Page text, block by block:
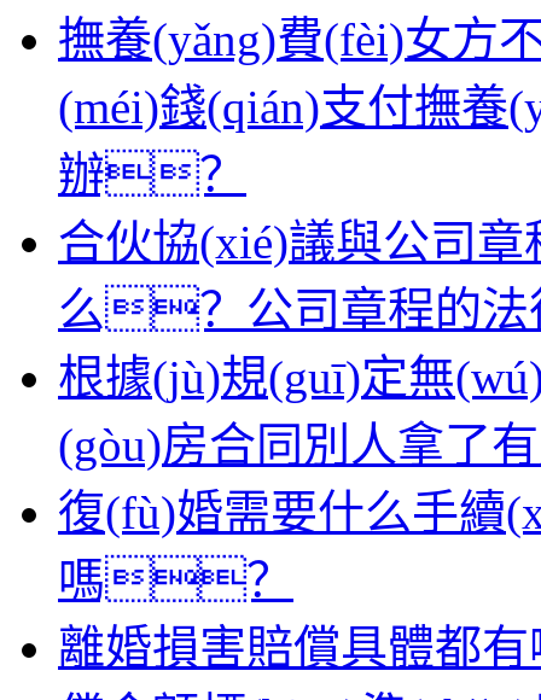
撫養(yǎng)費(fèi)女
(méi)錢(qián)支付撫養
辦？
合伙協(xié)議與公司
么？公司章程的法
根據(jù)規(guī)定無
(gòu)房合同別人拿了
復(fù)婚需要什么手續
嗎？
離婚損害賠償具體都